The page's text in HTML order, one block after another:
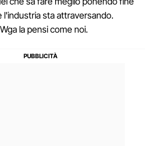
l'industria sta attraversando.
la pensi come noi.